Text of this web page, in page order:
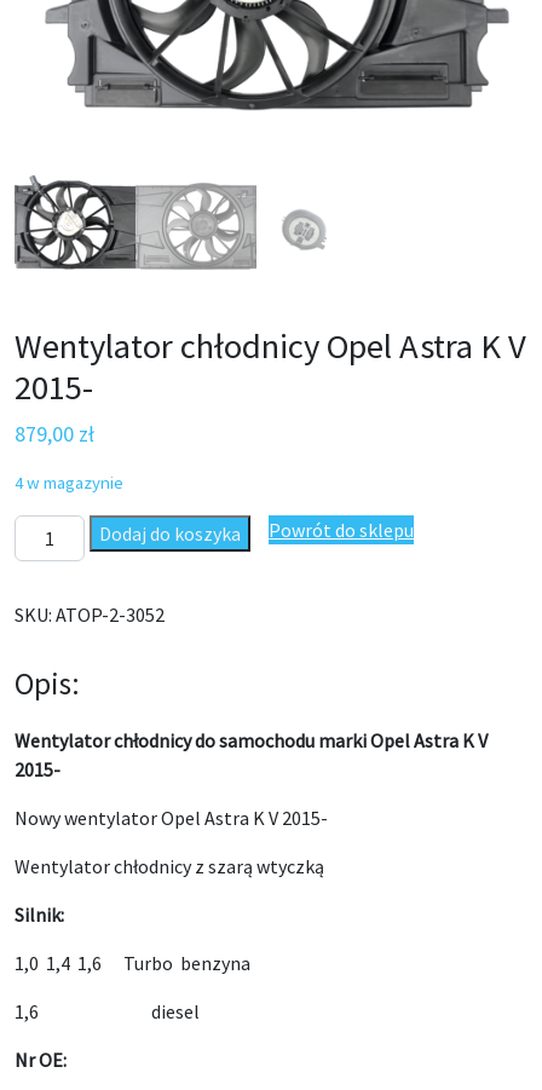
Wentylator chłodnicy Opel Astra K V
2015-
879,00 zł
4 w magazynie
ilość Wentylator chłodnicy Opel Astra K V 2015-
Dodaj do koszyka Powrót do sklepu
SKU: ATOP-2-3052
Opis:
Wentylator chłodnicy do samochodu marki Opel Astra K V
2015-
Nowy wentylator Opel Astra K V 2015-
Wentylator chłodnicy z szarą wtyczką
Silnik:
1,0 1,4 1,6 Turbo benzyna
1,6 diesel
Nr OE: